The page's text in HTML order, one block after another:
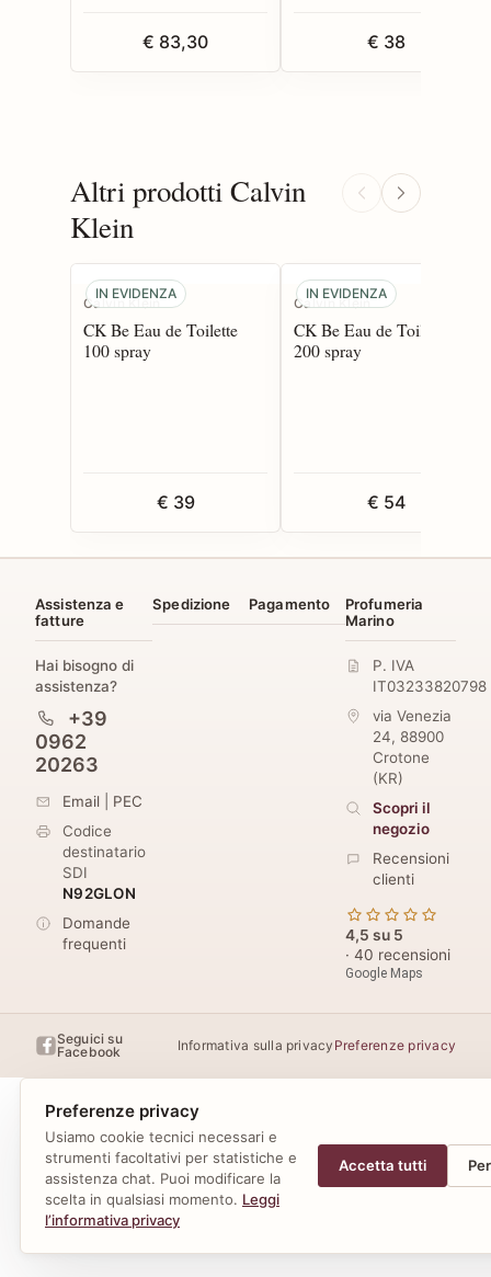
€ 83,30 € 38
Altri prodotti Calvin
Klein
IN EVIDENZA
Calvin Klein
CK Be Eau de Toilette
100 spray
€ 39
IN EVIDENZA
Calvin Klein
CK Be Eau de Toilette
200 spray
€ 54
Assistenza e
fatture
Hai bisogno di
assistenza?
+39
0962
20263
Email
PEC
Codice
destinatario
SDI
N92GLON
Domande
frequenti
Spedizione Pagamento
Profumeria
Marino
P. IVA
IT03233820798
via Venezia
24, 88900
Crotone
(KR)
Scopri il
negozio
Recensioni
clienti
4,5 su 5
· 40 recensioni
Google Maps
Seguici su
Facebook
Informativa sulla privacy Preferenze privacy
Preferenze privacy
Usiamo cookie tecnici necessari e
strumenti facoltativi per statistiche e
assistenza chat. Puoi modificare la
scelta in qualsiasi momento. Leggi
l’informativa privacy
Accetta tutti